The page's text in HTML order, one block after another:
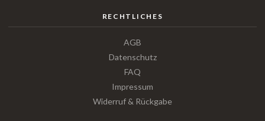
RECHTLICHES
AGB
Datenschutz
FAQ
Impressum
Widerruf & Rückgabe